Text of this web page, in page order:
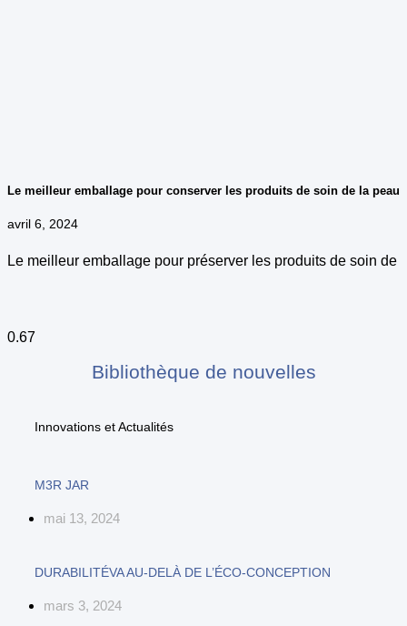
Le meilleur emballage pour conserver les produits de soin de la peau
avril 6, 2024
Le meilleur emballage pour préserver les produits de soin de
Bibliothèque de nouvelles
Innovations et Actualités
M3R JAR
mai 13, 2024
DURABILITÉVA AU-DELÀ DE L’ÉCO-CONCEPTION
mars 3, 2024